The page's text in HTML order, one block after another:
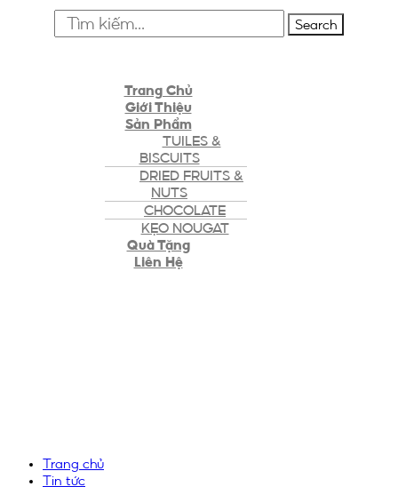
Search
Trang Chủ
Giới Thiệu
Sản Phẩm
TUILES &
BISCUITS
DRIED FRUITS &
NUTS
CHOCOLATE
KẸO NOUGAT
Quà Tặng
Liên Hệ
Trang chủ
Tin tức